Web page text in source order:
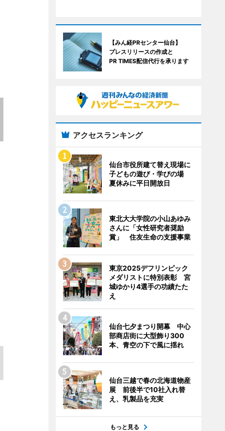
【みん経PRセンター仙台】
プレスリリースの作成と
PR TIMES配信代行を承ります
アクセスランキング
仙台市役所建て替え現場に
子どもの遊び・学びの場
夏休みに平日開放日
東北大大学院の小山あゆみ
さんに「女性研究者奨励
賞」 住友生命の支援事業
東京2025デフリンピック
メダリストに特別表彰 宮
城ゆかり4選手の功績たた
え
仙台七夕まつり開幕 中心
部商店街に大型飾り300
本、青空の下で風に揺れ
仙台三越で春の北海道物産
展 前後半で10社入れ替
え、乳製品を充実
もっと見る